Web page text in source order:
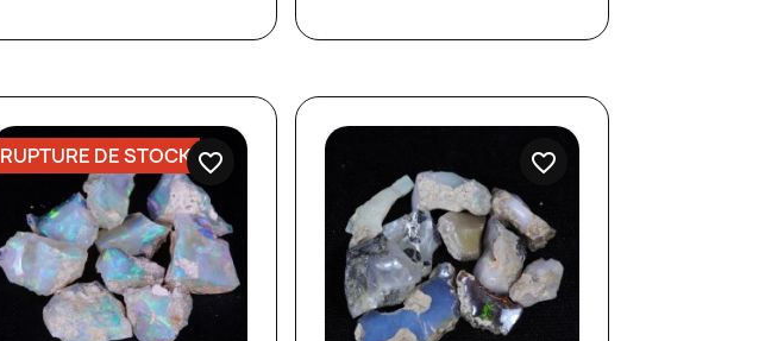
RUPTURE DE STOCK favorite_border favorite_border